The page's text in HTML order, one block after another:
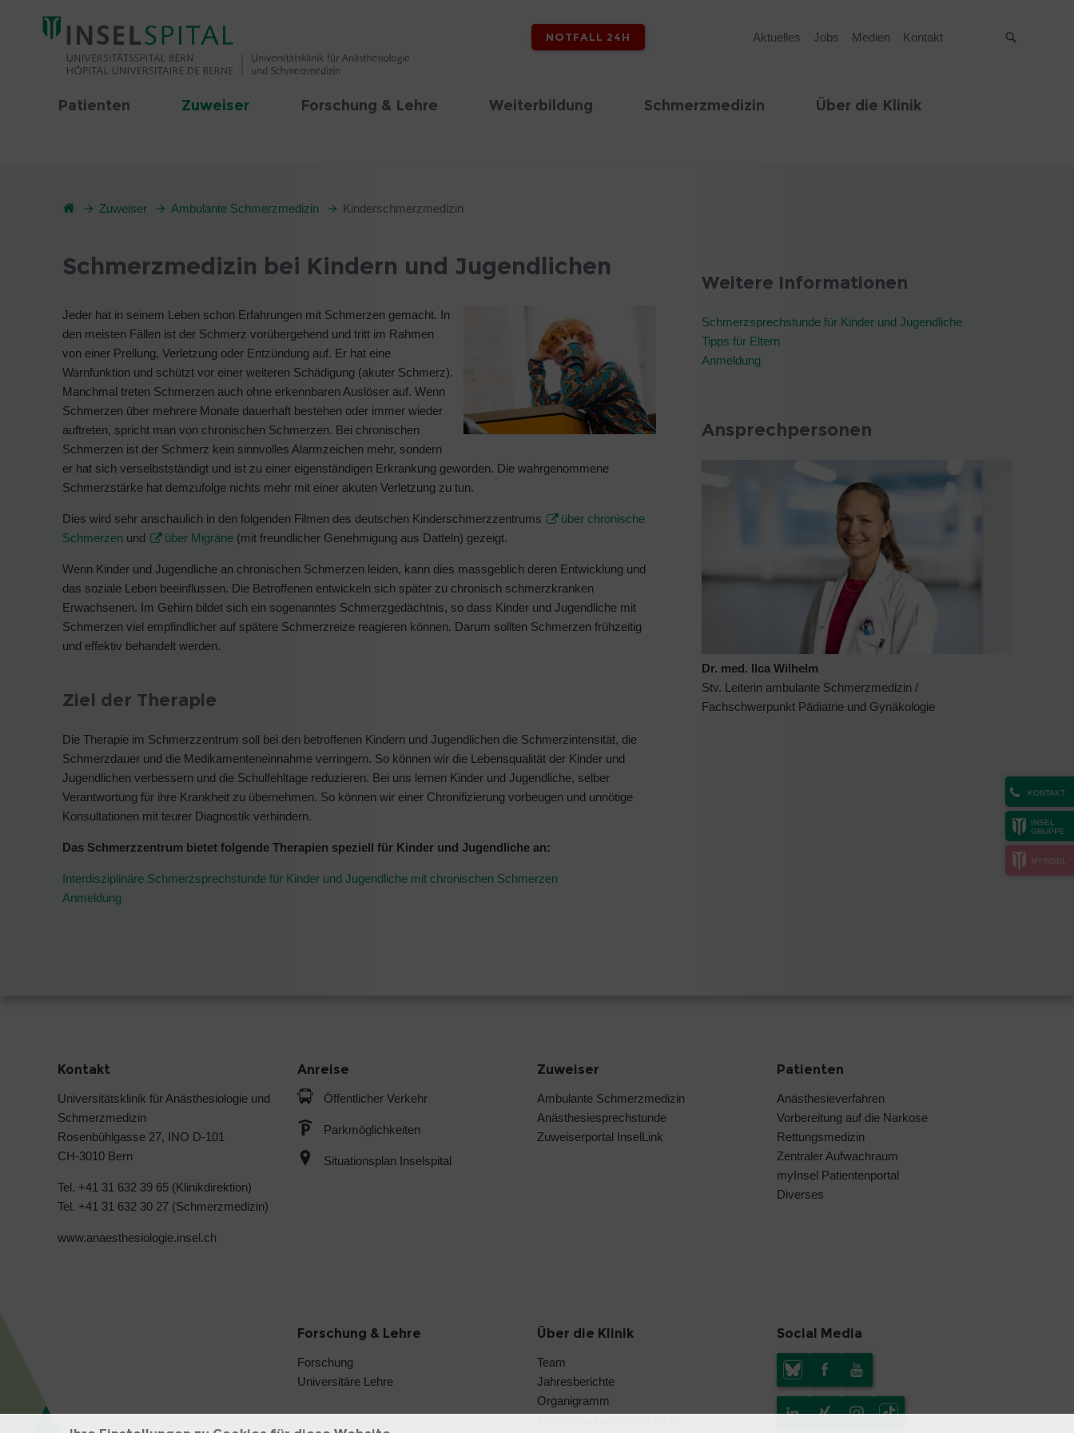
NOTFALL 24H Aktuelles Jobs Medien Kontakt
Patienten Zuweiser Forschung & Lehre Weiterbildung Schmerzmedizin Über die Klinik
KONTAKT
INSEL
GRUPPE
MYINSEL
Zuweiser Ambulante Schmerzmedizin Kinderschmerzmedizin
Schmerzmedizin bei Kindern und Jugendlichen
Jeder hat in seinem Leben schon Erfahrungen mit Schmerzen gemacht. In
den meisten Fällen ist der Schmerz vorübergehend und tritt im Rahmen
von einer Prellung, Verletzung oder Entzündung auf. Er hat eine
Warnfunktion und schützt vor einer weiteren Schädigung (akuter Schmerz).
Manchmal treten Schmerzen auch ohne erkennbaren Auslöser auf. Wenn
Schmerzen über mehrere Monate dauerhaft bestehen oder immer wieder
auftreten, spricht man von chronischen Schmerzen. Bei chronischen
Schmerzen ist der Schmerz kein sinnvolles Alarmzeichen mehr, sondern
er hat sich verselbstständigt und ist zu einer eigenständigen Erkrankung geworden. Die wahrgenommene
Schmerzstärke hat demzufolge nichts mehr mit einer akuten Verletzung zu tun.
Dies wird sehr anschaulich in den folgenden Filmen des deutschen Kinderschmerzzentrums
über chronische
Schmerzen und über Migräne (mit freundlicher Genehmigung aus Datteln) gezeigt.
Wenn Kinder und Jugendliche an chronischen Schmerzen leiden, kann dies massgeblich deren Entwicklung und
das soziale Leben beeinflussen. Die Betroffenen entwickeln sich später zu chronisch schmerzkranken
Erwachsenen. Im Gehirn bildet sich ein sogenanntes Schmerzgedächtnis, so dass Kinder und Jugendliche mit
Schmerzen viel empfindlicher auf spätere Schmerzreize reagieren können. Darum sollten Schmerzen frühzeitig
und effektiv behandelt werden.
Ziel der Therapie
Die Therapie im Schmerzzentrum soll bei den betroffenen Kindern und Jugendlichen die Schmerzintensität, die
Schmerzdauer und die Medikamenteneinnahme verringern. So können wir die Lebensqualität der Kinder und
Jugendlichen verbessern und die Schulfehltage reduzieren. Bei uns lernen Kinder und Jugendliche, selber
Verantwortung für ihre Krankheit zu übernehmen. So können wir einer Chronifizierung vorbeugen und unnötige
Konsultationen mit teurer Diagnostik verhindern.
Das Schmerzzentrum bietet folgende Therapien speziell für Kinder und Jugendliche an:
Interdisziplinäre Schmerzsprechstunde für Kinder und Jugendliche mit chronischen Schmerzen
Anmeldung
Weitere Informationen
Schmerzsprechstunde für Kinder und Jugendliche
Tipps für Eltern
Anmeldung
Ansprechpersonen
Dr. med. Ilca Wilhelm
Stv. Leiterin ambulante Schmerzmedizin /
Fachschwerpunkt Pädiatrie und Gynäkologie
Kontakt
Universitätsklinik für Anästhesiologie und
Schmerzmedizin
Rosenbühlgasse 27, INO D-101
CH-3010 Bern
Tel. +41 31 632 39 65 (Klinikdirektion)
Tel. +41 31 632 30 27 (Schmerzmedizin)
www.anaesthesiologie.insel.ch
Anreise
Öffentlicher Verkehr
Parkmöglichkeiten
Situationsplan Inselspital
Zuweiser
Ambulante Schmerzmedizin
Anästhesiesprechstunde
Zuweiserportal InselLink
Patienten
Anästhesieverfahren
Vorbereitung auf die Narkose
Rettungsmedizin
Zentraler Aufwachraum
myInsel Patientenportal
Diverses
Forschung & Lehre
Forschung
Universitäre Lehre
Über die Klinik
Team
Jahresberichte
Organigramm
Social Media